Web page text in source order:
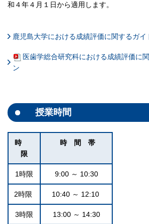
和４年４月１日から適用します。
鹿児島大学における成績評価に関するガイ
医歯学総合研究科における成績評価に
ン
授業時間
時
限
時 間 帯
1時限 9:00 ～ 10:30
2時限 10:40 ～ 12:10
3時限 13:00 ～ 14:30